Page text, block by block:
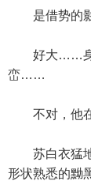
是借势的影
好大……身为
峦……
不对，他在
苏白衣猛地
形状熟悉的黝